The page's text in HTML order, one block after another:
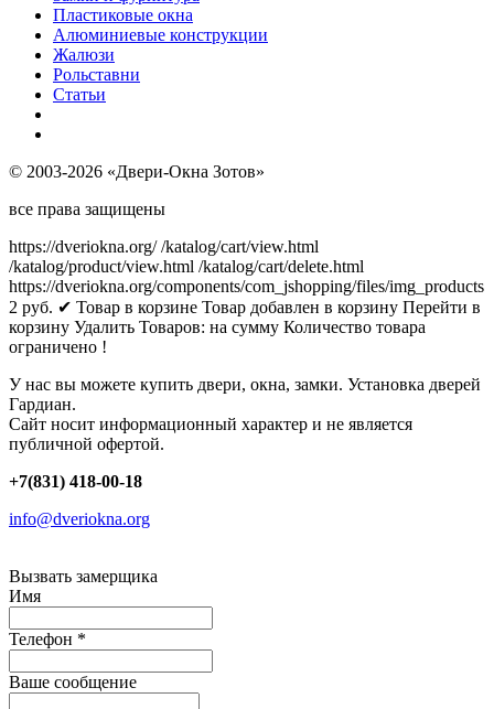
Пластиковые окна
Алюминиевые конструкции
Жалюзи
Рольставни
Статьи
© 2003-2026 «Двери-Окна Зотов»
все права защищены
https://dveriokna.org/ /katalog/cart/view.html
/katalog/product/view.html /katalog/cart/delete.html
https://dveriokna.org/components/com_jshopping/files/img_products
2 руб. ✔ Товар в корзине Товар добавлен в корзину Перейти в
корзину Удалить Товаров: на сумму Количество товара
ограничено !
У нас вы можете купить двери, окна, замки. Установка дверей
Гардиан.
Сайт носит информационный характер и не является
публичной офертой.
+7(831) 418-00-18
info@dveriokna.org
Вызвать замерщика
Имя
Телефон *
Ваше сообщение